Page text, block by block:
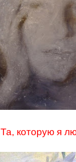
Та, которую я